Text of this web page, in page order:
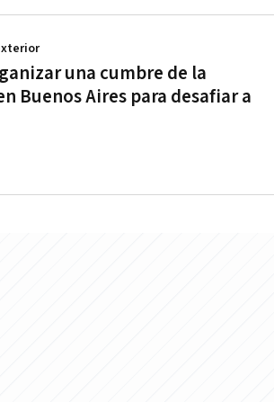
una cumbre de la
Buenos Aires para desafiar a